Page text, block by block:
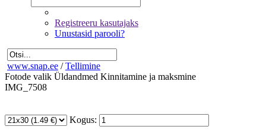
Registreeru kasutajaks
Unustasid parooli?
www.snap.ee / Tellimine
Fotode valik Üldandmed Kinnitamine ja maksmine
IMG_7508
Kogus: